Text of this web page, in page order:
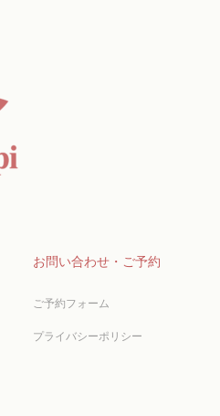
お問い合わせ・ご予約
ご予約フォーム
プライバシーポリシー